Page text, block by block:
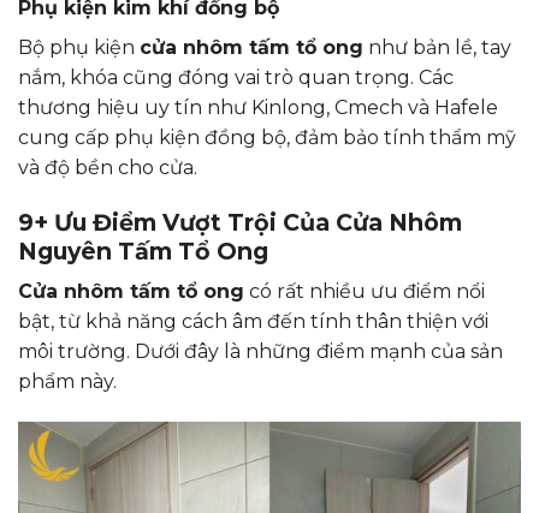
Phụ kiện kim khí đồng bộ
Bộ phụ kiện cửa nhôm tấm tổ ong như bản lề, tay
nắm, khóa cũng đóng vai trò quan trọng. Các
thương hiệu uy tín như Kinlong, Cmech và Hafele
cung cấp phụ kiện đồng bộ, đảm bảo tính thẩm mỹ
và độ bền cho cửa.
9+ Ưu Điểm Vượt Trội Của Cửa Nhôm
Nguyên Tấm Tổ Ong
Cửa nhôm tấm tổ ong có rất nhiều ưu điểm nổi
bật, từ khả năng cách âm đến tính thân thiện với
môi trường. Dưới đây là những điểm mạnh của sản
phẩm này.